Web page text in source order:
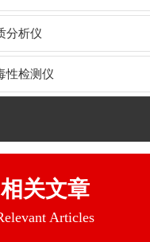
分析仪
性检测仪
相关文章
Articles